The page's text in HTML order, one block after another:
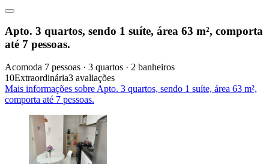
Apto. 3 quartos, sendo 1 suíte, área 63 m², comporta
até 7 pessoas.
Acomoda 7 pessoas · 3 quartos · 2 banheiros
10Extraordinária3 avaliações
Mais informações sobre Apto. 3 quartos, sendo 1 suíte, área 63 m²,
comporta até 7 pessoas.